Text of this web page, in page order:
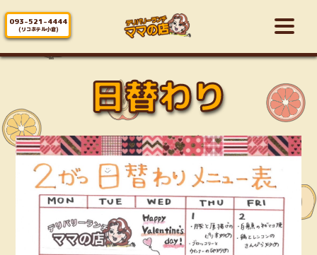
093-521-4444
(リコホテル小倉)
日替わり